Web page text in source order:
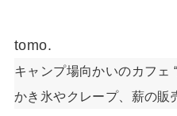
tomo.
キャンプ場向かいのカフェ “
かき氷やクレープ、薪の販